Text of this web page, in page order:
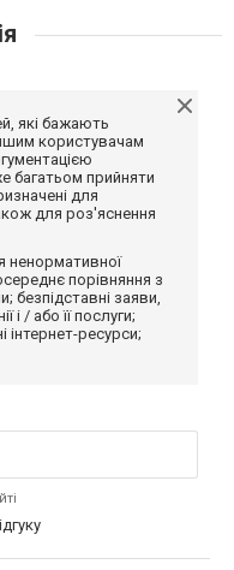
які бажають
користувачам
багатьом прийняти
для
для роз'яснення
ненормативної
порівняння з
безпідставні заяви,
і / або її послуги;
інтернет-ресурси;